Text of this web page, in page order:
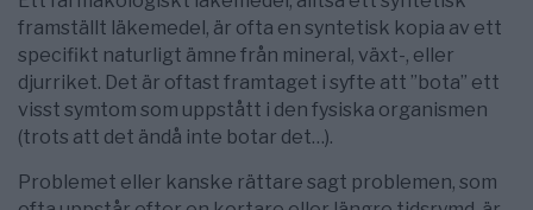
framställt läkemedel, är ofta en syntetisk kopia av ett
specifikt naturligt ämne från mineral, växt-, eller
djurriket. Det är oftast framtaget i syfte att ”bota” ett
visst symtom som uppstått i den fysiska organismen
(trots att det ändå inte botar det…).
Problemet eller kanske rättare sagt problemen, som